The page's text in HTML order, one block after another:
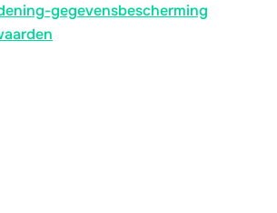
gegevensbescherming